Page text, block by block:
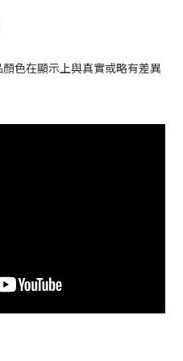
色在顯示上與真實或略有差異